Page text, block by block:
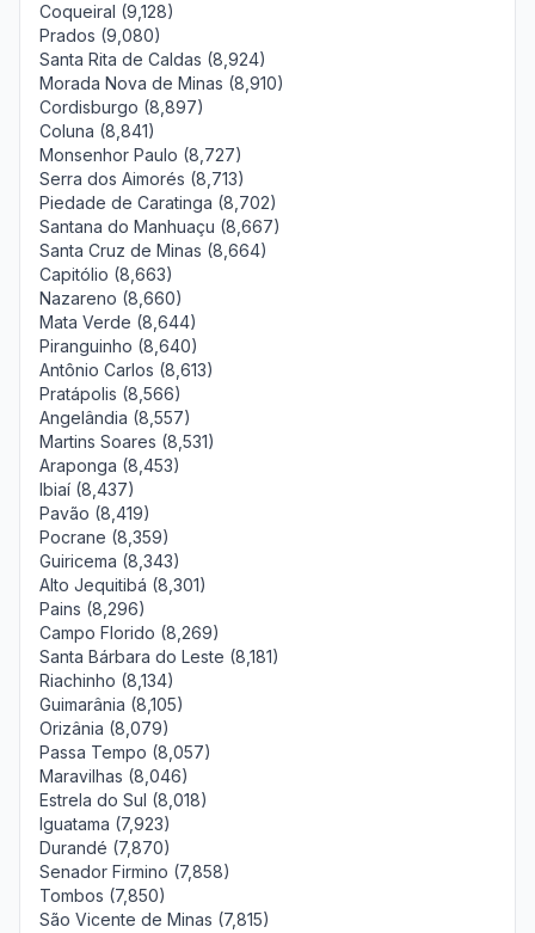
Coqueiral (9,128)
Prados (9,080)
Santa Rita de Caldas (8,924)
Morada Nova de Minas (8,910)
Cordisburgo (8,897)
Coluna (8,841)
Monsenhor Paulo (8,727)
Serra dos Aimorés (8,713)
Piedade de Caratinga (8,702)
Santana do Manhuaçu (8,667)
Santa Cruz de Minas (8,664)
Capitólio (8,663)
Nazareno (8,660)
Mata Verde (8,644)
Piranguinho (8,640)
Antônio Carlos (8,613)
Pratápolis (8,566)
Angelândia (8,557)
Martins Soares (8,531)
Araponga (8,453)
Ibiaí (8,437)
Pavão (8,419)
Pocrane (8,359)
Guiricema (8,343)
Alto Jequitibá (8,301)
Pains (8,296)
Campo Florido (8,269)
Santa Bárbara do Leste (8,181)
Riachinho (8,134)
Guimarânia (8,105)
Orizânia (8,079)
Passa Tempo (8,057)
Maravilhas (8,046)
Estrela do Sul (8,018)
Iguatama (7,923)
Durandé (7,870)
Senador Firmino (7,858)
Tombos (7,850)
São Vicente de Minas (7,815)